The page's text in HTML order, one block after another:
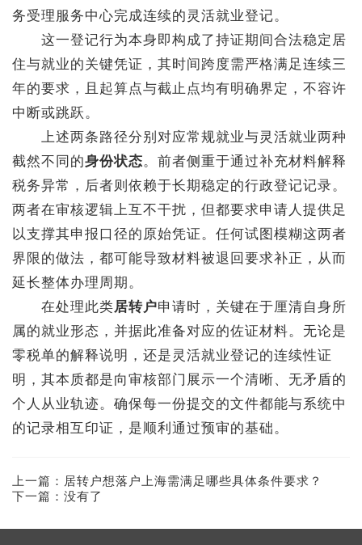
务受理服务中心完成连续的灵活就业登记。
这一登记行为本身即构成了持证期间合法稳定居
住与就业的关键凭证，其时间跨度需严格满足连续三
年的要求，且起算点与截止点均有明确界定，不容许
中断或跳跃。
上述两条路径分别对应常规就业与灵活就业两种
截然不同的身份状态。前者侧重于通过补充材料解释
税务异常，后者则依赖于长期稳定的行政登记记录。
两者在审核逻辑上互不干扰，但都要求申请人提供足
以支撑其申报口径的原始凭证。任何试图模糊这两者
界限的做法，都可能导致材料被退回要求补正，从而
延长整体办理周期。
在处理此类居转户申请时，关键在于厘清自身所
属的就业形态，并据此准备对应的佐证材料。无论是
零税单的解释说明，还是灵活就业登记的连续性证
明，其本质都是向审核部门展示一个清晰、无矛盾的
个人从业轨迹。确保每一份提交的文件都能与系统中
的记录相互印证，是顺利通过预审的基础。
上一篇： 居转户想落户上海需满足哪些具体条件要求？
下一篇：没有了